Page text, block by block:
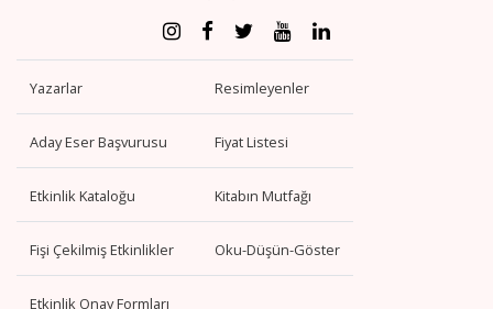
Yazarlar Resimleyenler
Aday Eser Başvurusu Fiyat Listesi
Etkinlik Kataloğu Kitabın Mutfağı
Fişi Çekilmiş Etkinlikler Oku-Düşün-Göster
Etkinlik Onay Formları